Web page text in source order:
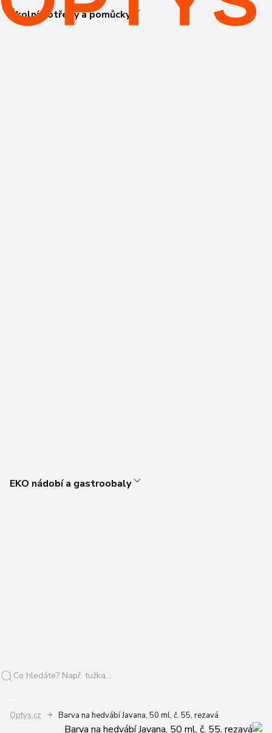
Školní potřeby a pomůcky
EKO nádobí a gastroobaly
Optys.cz Barva na hedvábí Javana, 50 ml, č. 55, rezavá